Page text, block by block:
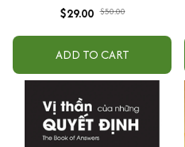
Não Phải - Đánh Thức Tiềm
$29.00 $50.00
ADD TO CART